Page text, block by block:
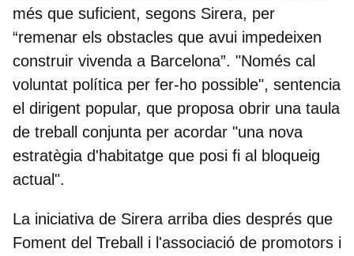
més que suficient, segons Sirera, per
“remenar els obstacles que avui impedeixen
construir vivenda a Barcelona”. "Només cal
voluntat política per fer-ho possible", sentencia
el dirigent popular, que proposa obrir una taula
de treball conjunta per acordar "una nova
estratègia d'habitatge que posi fi al bloqueig
actual".
La iniciativa de Sirera arriba dies després que
Foment del Treball i l'associació de promotors i